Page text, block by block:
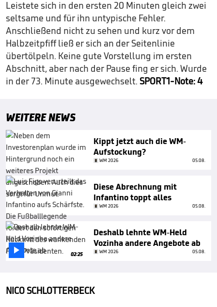
Leistete sich in den ersten 20 Minuten gleich zwei
seltsame und für ihn untypische Fehler.
Anschließend nicht zu sehen und kurz vor dem
Halbzeitpfiff ließ er sich an der Seitenlinie
übertölpeln. Keine gute Vorstellung im ersten
Abschnitt, aber nach der Pause fing er sich. Wurde
in der 73. Minute ausgewechselt. SPORT1-Note: 4
WEITERE NEWS
Kippt jetzt auch die WM-
Aufstockung?
WM 2026 05.08.
Diese Abrechnung mit
Infantino toppt alles
WM 2026 05.08.
 02:25
Deshalb lehnte WM-Held
Vozinha andere Angebote ab
WM 2026 05.08.
NICO SCHLOTTERBECK